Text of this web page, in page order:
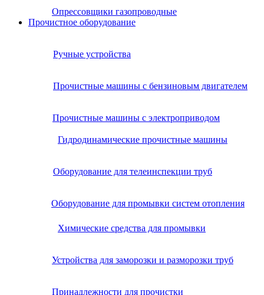
Опрессовщики газопроводные
Прочистное оборудование
Ручные устройства
Прочистные машины с бензиновым двигателем
Прочистные машины с электроприводом
Гидродинамические прочистные машины
Оборудование для телеинспекции труб
Оборудование для промывки систем отопления
Химические средства для промывки
Устройства для заморозки и разморозки труб
Принадлежности для прочистки